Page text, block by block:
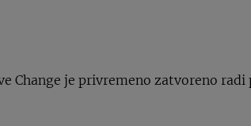
Change je privremeno zatvoreno